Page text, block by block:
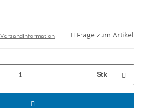
Versandinformation Frage zum Artikel
Stk